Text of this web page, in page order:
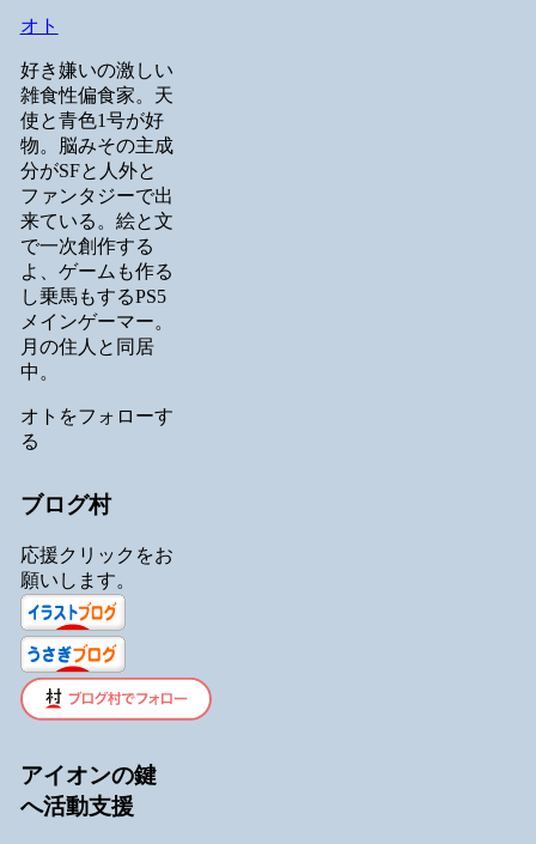
オト
好き嫌いの激しい
雑食性偏食家。天
使と青色1号が好
物。脳みその主成
分がSFと人外と
ファンタジーで出
来ている。絵と文
で一次創作する
よ、ゲームも作る
し乗馬もするPS5
メインゲーマー。
月の住人と同居
中。
オトをフォローす
る
ブログ村
応援クリックをお
願いします。
アイオンの鍵
へ活動支援